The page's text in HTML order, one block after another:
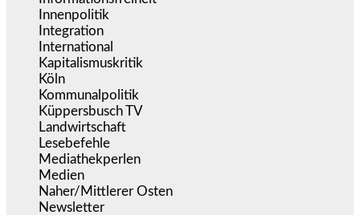
Innenpolitik
Integration
International
Kapitalismuskritik
Köln
Kommunalpolitik
Küppersbusch TV
Landwirtschaft
Lesebefehle
Mediathekperlen
Medien
Naher/Mittlerer Osten
Newsletter